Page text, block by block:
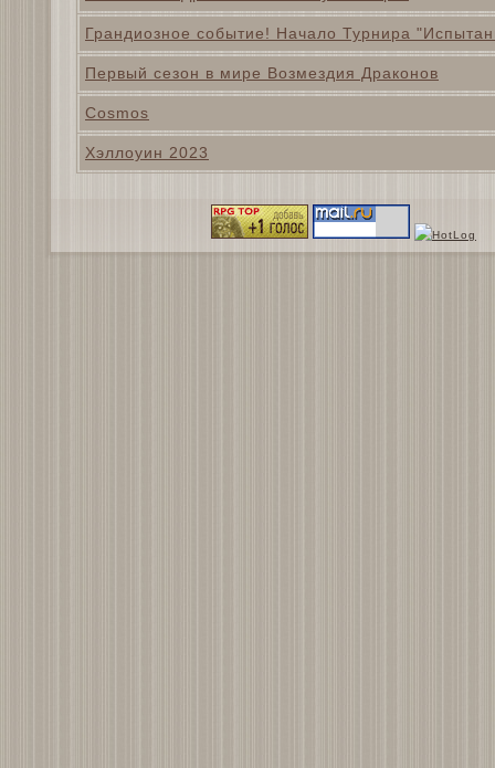
Грандиозное событие! Начало Турнира
Первый сезон в мире Возмездия Драконов
Cosmos
Хэллоуин 2023